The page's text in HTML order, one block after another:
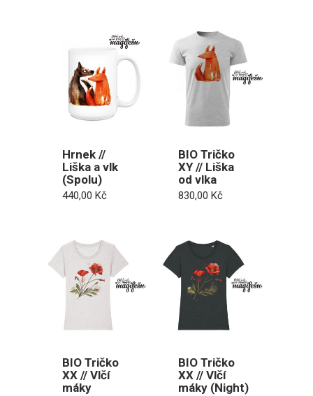
Hrnek //
Liška a vlk
(Spolu)
440,00 Kč
BIO Tričko
XY // Liška
od vlka
830,00Kč
BIO Tričko
XX // Vlčí
máky
BIO Tričko
XX // Vlčí
máky (Night)